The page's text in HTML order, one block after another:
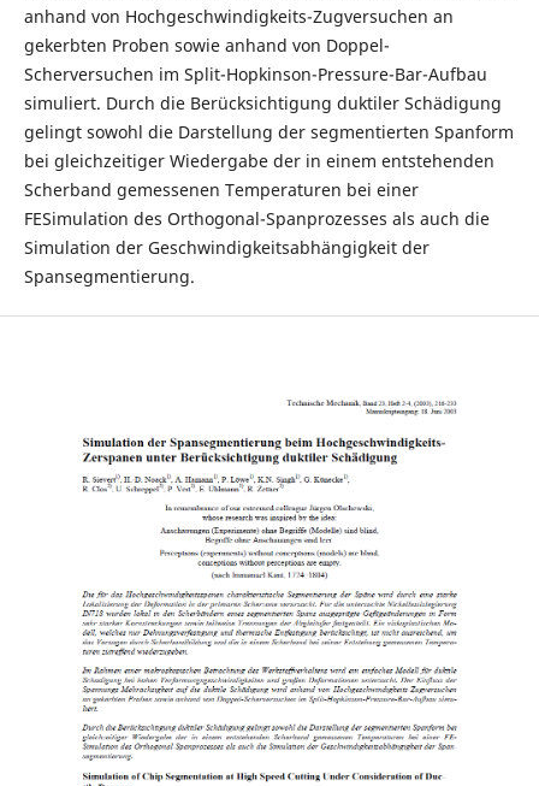
anhand von Hochgeschwindigkeits-Zugversuchen an
gekerbten Proben sowie anhand von Doppel-
Scherversuchen im Split-Hopkinson-Pressure-Bar-Aufbau
simuliert. Durch die Berücksichtigung duktiler Schädigung
gelingt sowohl die Darstellung der segmentierten Spanform
bei gleichzeitiger Wiedergabe der in einem entstehenden
Scherband gemessenen Temperaturen bei einer
FESimulation des Orthogonal-Spanprozesses als auch die
Simulation der Geschwindigkeitsabhängigkeit der
Spansegmentierung.